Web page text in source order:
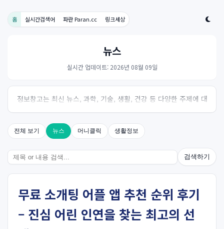
홈 실시간검색어 파란 Paran.cc 링크세상
뉴스
실시간 업데이트: 2026년 08월 09일
정보창고는 최신 뉴스, 과학, 기술, 생활, 건강 등 다양한 주제에 대
한 신뢰성 있는 정보를 제공하는 온라인 자료실입니다.
전체 보기 뉴스 머니클릭 생활정보
검색하기
무료 소개팅 어플 앱 추천 순위 후기
– 진심 어린 인연을 찾는 최고의 선